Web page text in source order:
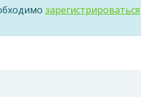
зарегистрироваться